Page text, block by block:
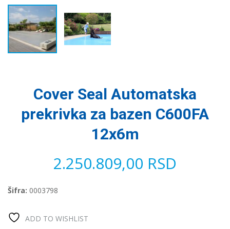
Cover Seal Automatska
prekrivka za bazen C600FA
12x6m
2.250.809,00 RSD
Šifra: 0003798
ADD TO WISHLIST